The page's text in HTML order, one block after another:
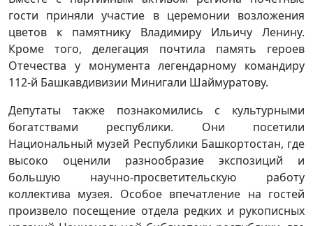
гости приняли участие в церемонии возложения
цветов к памятнику Владимиру Ильичу Ленину.
Кроме того, делегация почтила память героев
Отечества у монумента легендарному командиру
112-й Башкавдивизии Минигали Шаймуратову.
Депутаты также познакомились с культурными
богатствами республики. Они посетили
Национальный музей Республики Башкортостан, где
высоко оценили разнообразие экспозиций и
большую научно-просветительскую работу
коллектива музея. Особое впечатление на гостей
произвело посещение отдела редких и рукописных